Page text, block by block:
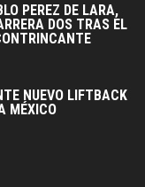
PEREZ DE LARA,
DOS TRAS EL
NUEVO LIFTBACK
MÉXICO